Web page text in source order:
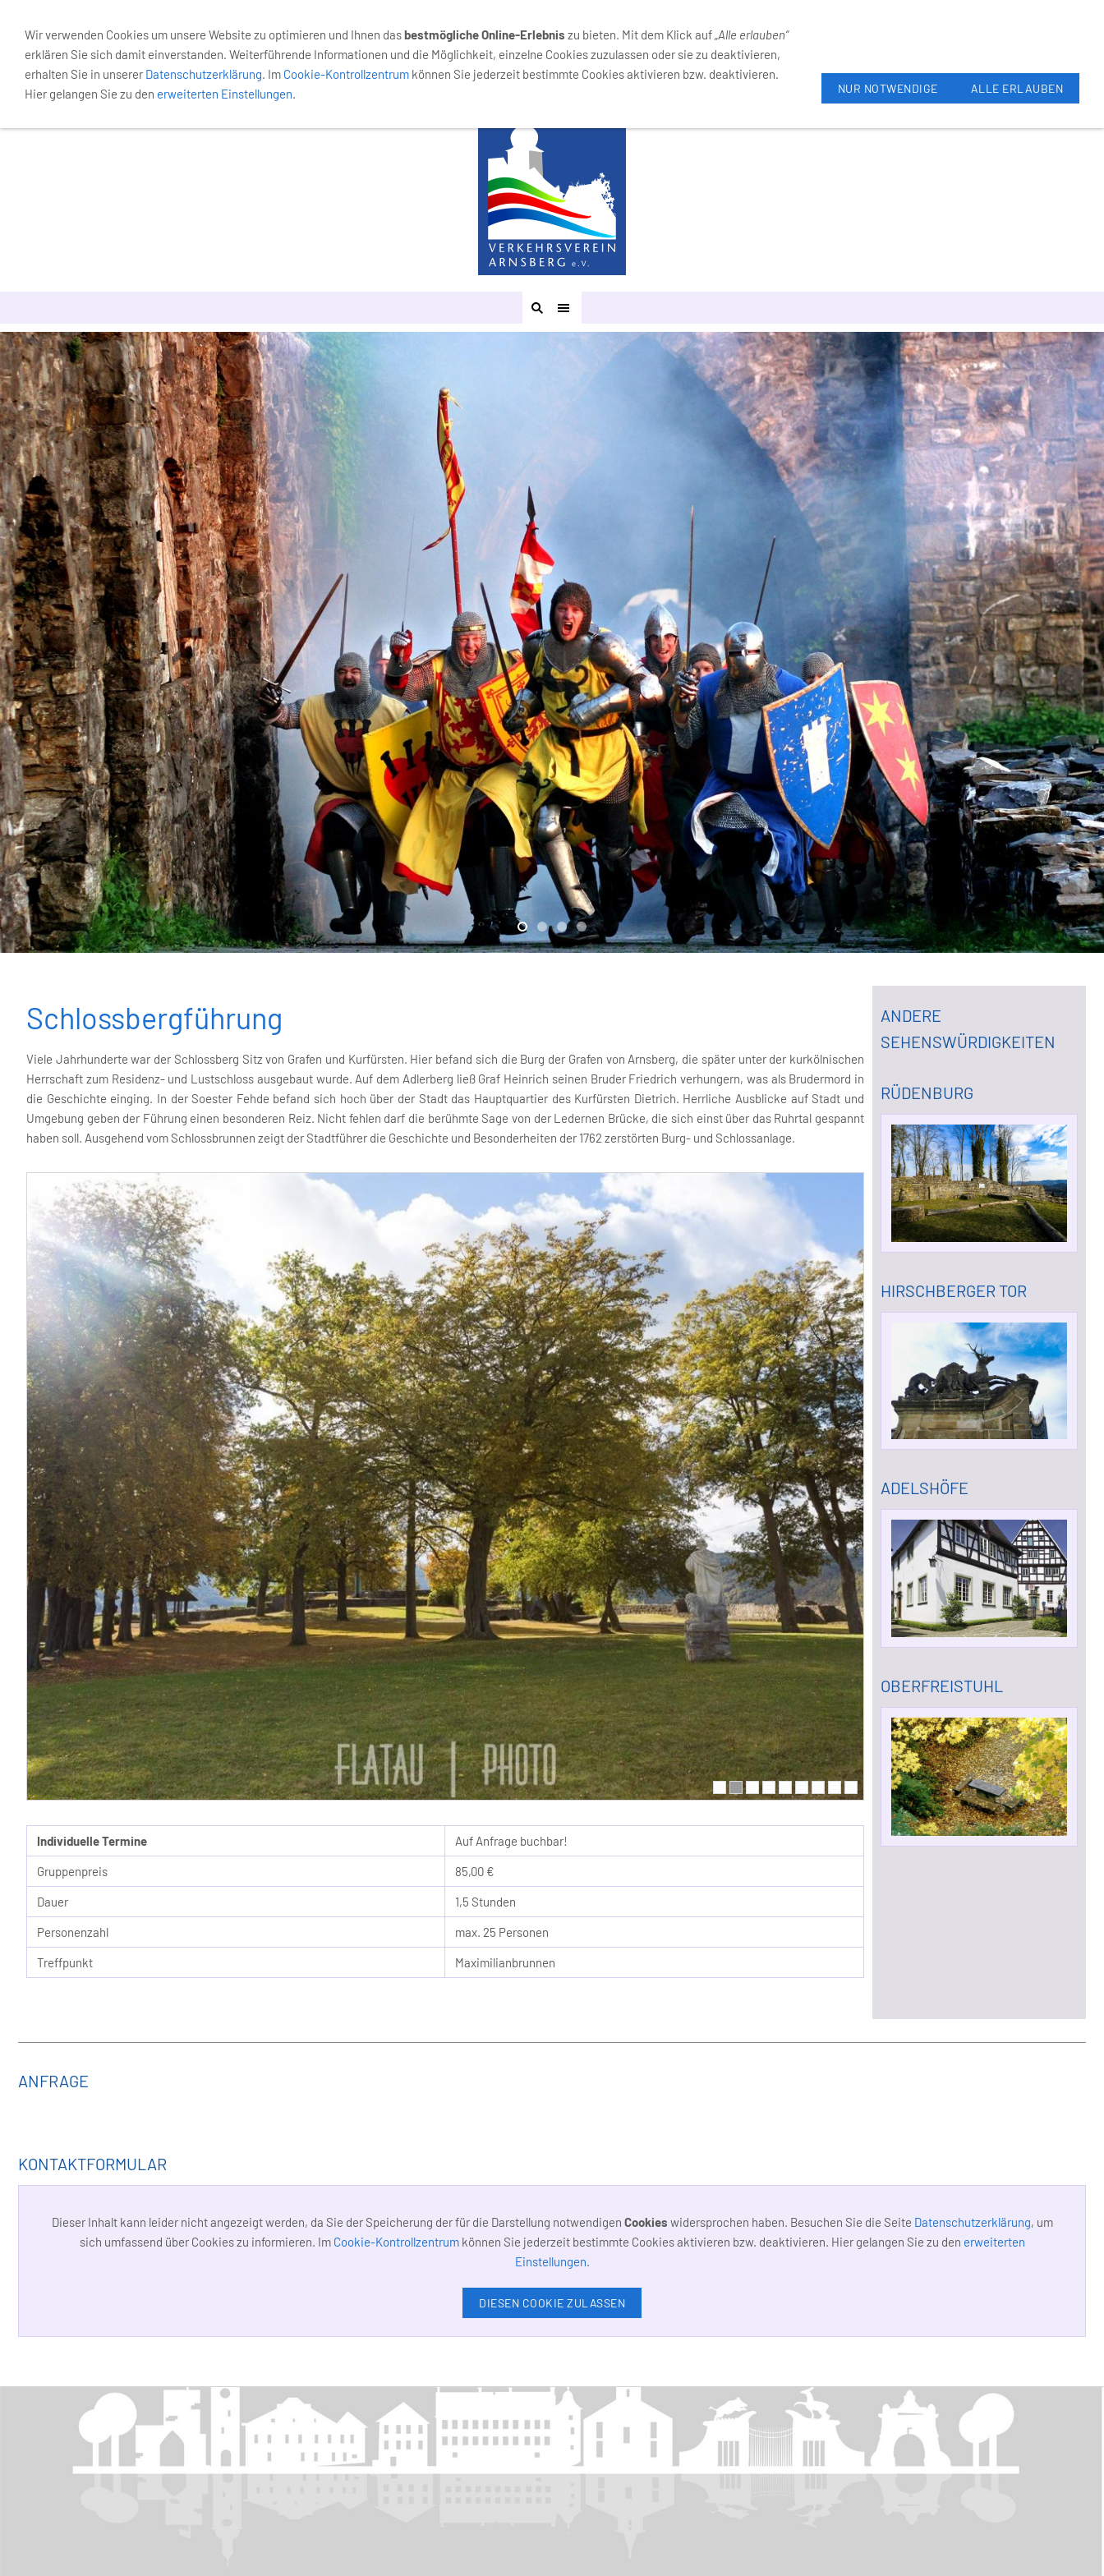
Schlossbergführung
Viele Jahrhunderte war der Schlossberg Sitz von Grafen und Kurfürsten. Hier befand sich die Burg der Grafen von Arnsberg, die später unter der kurkölnischen
Herrschaft zum Residenz- und Lustschloss ausgebaut wurde. Auf dem Adlerberg ließ Graf Heinrich seinen Bruder Friedrich verhungern, was als Brudermord in
die Geschichte einging. In der Soester Fehde befand sich hoch über der Stadt das Hauptquartier des Kurfürsten Dietrich. Herrliche Ausblicke auf Stadt und
Umgebung geben der Führung einen besonderen Reiz. Nicht fehlen darf die berühmte Sage von der Ledernen Brücke, die sich einst über das Ruhrtal gespannt
haben soll. Ausgehend vom Schlossbrunnen zeigt der Stadtführer die Geschichte und Besonderheiten der 1762 zerstörten Burg- und Schlossanlage.
Individuelle Termine Auf Anfrage buchbar!
Gruppenpreis 85,00 €
Dauer 1,5 Stunden
Personenzahl max. 25 Personen
Treffpunkt Maximilianbrunnen
ANDERE
SEHENSWÜRDIGKEITEN
RÜDENBURG
HIRSCHBERGER TOR
ADELSHÖFE
OBERFREISTUHL
ANFRAGE
KONTAKTFORMULAR
Dieser Inhalt kann leider nicht angezeigt werden, da Sie der Speicherung der für die Darstellung notwendigen Cookies widersprochen haben. Besuchen Sie die Seite Datenschutzerklärung, um
sich umfassend über Cookies zu informieren. Im Cookie-Kontrollzentrumkönnen Sie jederzeit bestimmte Cookies aktivieren bzw. deaktivieren. Hier gelangen Sie zu den erweiterten
Einstellungen
DIESEN COOKIE ZULASSEN
Wir verwenden Cookies um unsere Website zu optimieren und Ihnen dasbestmögliche Online-Erlebnis zu bieten. Mit dem Klick auf„Alle erlauben“
erklären Sie sich damit einverstanden. Weiterführende Informationen und die Möglichkeit, einzelne Cookies zuzulassen oder sie zu deaktivieren,
erhalten Sie in unserer Datenschutzerklärung. Im Cookie-Kontrollzentrum können Sie jederzeit bestimmte Cookies aktivieren bzw. deaktivieren.
Hier gelangen Sie zu den erweiterten Einstellungen. NUR NOTWENDIGE ALLE ERLAUBEN